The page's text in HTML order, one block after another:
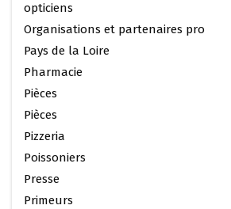
opticiens
Organisations et partenaires pro
Pays de la Loire
Pharmacie
Pièces
Pièces
Pizzeria
Poissoniers
Presse
Primeurs